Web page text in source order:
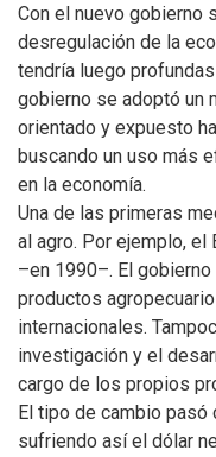
Con el nuevo gobierno
desregulación de la
tendría luego
gobierno se adoptó un
orientado y expuesto
buscando un uso más
en la economía.
Una de las primeras
al agro. Por ejemplo, el
–en 1990–. El
productos
internacionales.
investigación y el
cargo de los propios
El tipo de cambio
sufriendo así el dólar